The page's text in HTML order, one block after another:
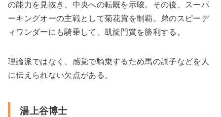
の能力を見抜き、中央への転厩を示唆。その後、スーパ
ーキングオーの主戦として菊花賞を制覇。弟のスピーデ
ィワンダーにも騎乗して、凱旋門賞を勝利する。
理論派ではなく、感覚で騎乗するため馬の調子などを人
に伝えられない欠点がある。
湯上谷博士